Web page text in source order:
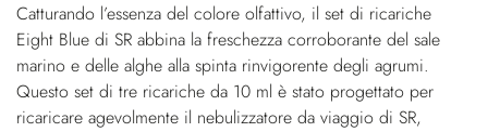
Catturando l’essenza del colore olfattivo, il set di ricariche
Eight Blue di SR abbina la freschezza corroborante del sale
marino e delle alghe alla spinta rinvigorente degli agrumi.
Questo set di tre ricariche da 10 ml è stato progettato per
ricaricare agevolmente il nebulizzatore da viaggio di SR,